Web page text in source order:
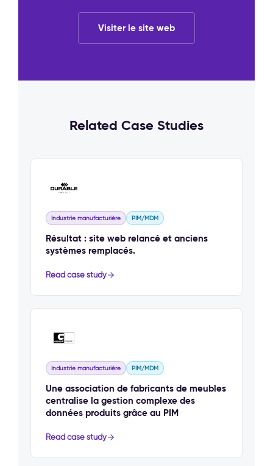
Visiter le site web
Related Case Studies
Industrie manufacturière PIM/MDM
Résultat : site web relancé et anciens
systèmes remplacés.
Read case study
Industrie manufacturière PIM/MDM
Une association de fabricants de meubles
centralise la gestion complexe des
données produits grâce au PIM
Read case study